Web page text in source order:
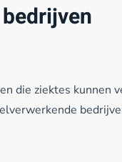
die ziektes kunnen